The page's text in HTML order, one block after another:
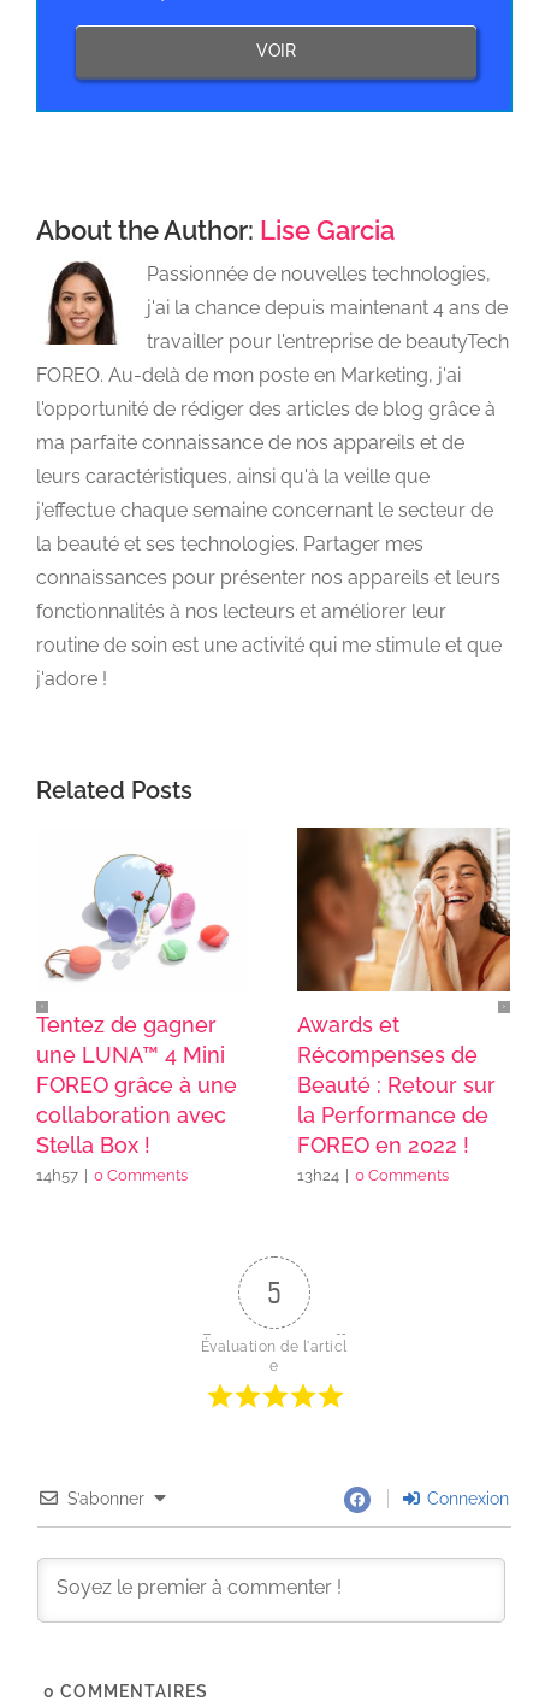
VOIR
About the Author: Lise Garcia
Passionnée de nouvelles technologies,
j'ai la chance depuis maintenant 4 ans de
travailler pour l'entreprise de beautyTech
FOREO. Au-delà de mon poste en Marketing, j'ai
l'opportunité de rédiger des articles de blog grâce à
ma parfaite connaissance de nos appareils et de
leurs caractéristiques, ainsi qu'à la veille que
j'effectue chaque semaine concernant le secteur de
la beauté et ses technologies. Partager mes
connaissances pour présenter nos appareils et leurs
fonctionnalités à nos lecteurs et améliorer leur
routine de soin est une activité qui me stimule et que
j'adore !
Related Posts
Tentez de gagner
une LUNA™ 4 Mini
FOREO grâce à une
collaboration avec
Stella Box !
14h57 | 0 Comments
Awards et
Récompenses de
Beauté : Retour sur
la Performance de
FOREO en 2022 !
13h24 | 0 Comments
5
Évaluation de l'articl
e
S’abonner Connexion
0 COMMENTAIRES